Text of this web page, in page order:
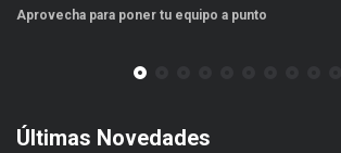
para poner tu equipo a punto
Últimas Novedades